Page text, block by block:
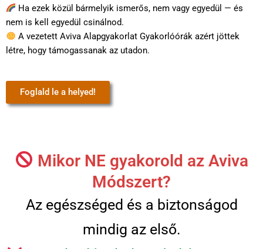
Ha ezek közül bármelyik ismerős, nem vagy egyedül — és
nem is kell egyedül csinálnod.
A vezetett Aviva Alapgyakorlat Gyakorlóórák azért jöttek
létre, hogy támogassanak az utadon.
Foglald le a helyed!
Mikor NE gyakorold az Aviva
Módszert?
Az egészséged és a biztonságod
mindig az első.